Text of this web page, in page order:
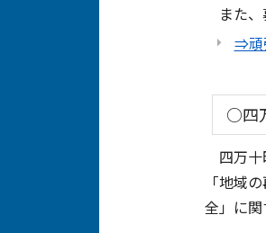
また、
⇒頑
○四
四万十
「地域
全」に関